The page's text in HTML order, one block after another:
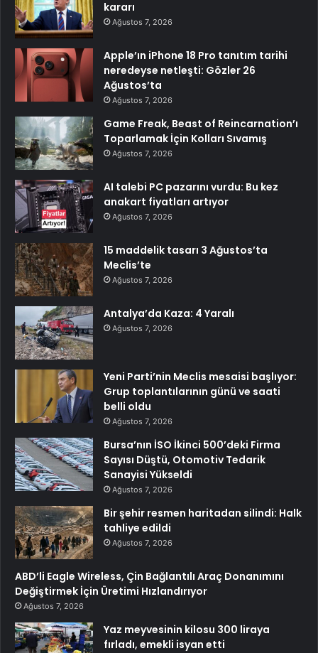
kararı
Ağustos 7, 2026
Apple’ın iPhone 18 Pro tanıtım tarihi
neredeyse netleşti: Gözler 26
Ağustos’ta
Ağustos 7, 2026
Game Freak, Beast of Reincarnation’ı
Toparlamak İçin Kolları Sıvamış
Ağustos 7, 2026
AI talebi PC pazarını vurdu: Bu kez
anakart fiyatları artıyor
Ağustos 7, 2026
15 maddelik tasarı 3 Ağustos’ta
Meclis’te
Ağustos 7, 2026
Antalya’da Kaza: 4 Yaralı
Ağustos 7, 2026
Yeni Parti’nin Meclis mesaisi başlıyor:
Grup toplantılarının günü ve saati
belli oldu
Ağustos 7, 2026
Bursa’nın İSO İkinci 500’deki Firma
Sayısı Düştü, Otomotiv Tedarik
Sanayisi Yükseldi
Ağustos 7, 2026
Bir şehir resmen haritadan silindi: Halk
tahliye edildi
Ağustos 7, 2026
ABD’li Eagle Wireless, Çin Bağlantılı Araç Donanımını
Değiştirmek İçin Üretimi Hızlandırıyor
Ağustos 7, 2026
Yaz meyvesinin kilosu 300 liraya
fırladı, emekli isyan etti